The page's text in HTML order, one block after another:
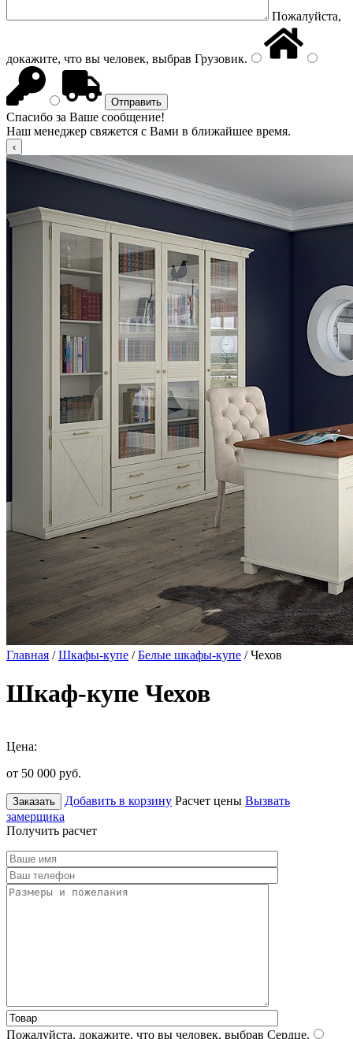
Пожалуйста,
докажите, что вы человек, выбрав Грузовик.
Спасибо за Ваше сообщение!
Наш менеджер свяжется с Вами в ближайшее время.
Главная /Шкафы-купе /Белые шкафы-купе / Чехов
Шкаф-купе Чехов
Цена:
от 50 000 руб.
Заказать Добавить в корзину Расчет цены Вызвать
замерщика
Получить расчет
Пожалуйста, докажите, что вы человек, выбрав Сердце.